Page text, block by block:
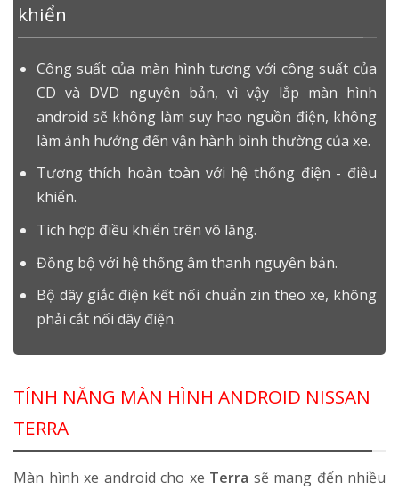
khiển
Công suất của màn hình tương với công suất của
CD và DVD nguyên bản, vì vậy lắp màn hình
android sẽ không làm suy hao nguồn điện, không
làm ảnh hưởng đến vận hành bình thường của xe.
Tương thích hoàn toàn với hệ thống điện - điều
khiển.
Tích hợp điều khiển trên vô lăng.
Đồng bộ với hệ thống âm thanh nguyên bản.
Bộ dây giắc điện kết nối chuẩn zin theo xe, không
phải cắt nối dây điện.
TÍNH NĂNG MÀN HÌNH ANDROID NISSAN
TERRA
Màn hình xe android cho xe Terra sẽ mang đến nhiều